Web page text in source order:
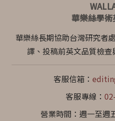
華樂絲學
華樂絲長期協助台灣研究者
譯、投稿前英文品質檢查
客服信箱：
客服專線：
營業時間：週一至週